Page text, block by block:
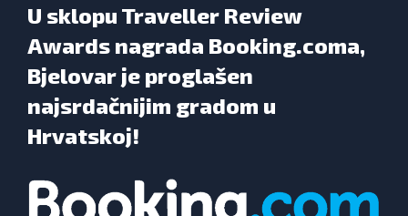
U sklopu Traveller Review
Awards nagrada Booking.coma,
Bjelovar je proglašen
najsrdačnijim gradom u
Hrvatskoj!